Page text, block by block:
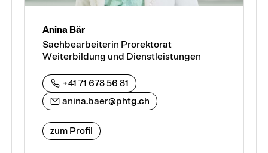
Anina Bär
Sachbearbeiterin Prorektorat
Weiterbildung und Dienstleistungen
+41 71 678 56 81
anina.baer@phtg.ch
zum Profil